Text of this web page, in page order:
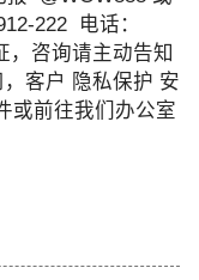
222 电话：
，咨询请主动告知
客户 隐私保护 安
或前往我们办公室